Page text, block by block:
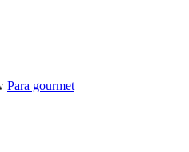
Para gourmet